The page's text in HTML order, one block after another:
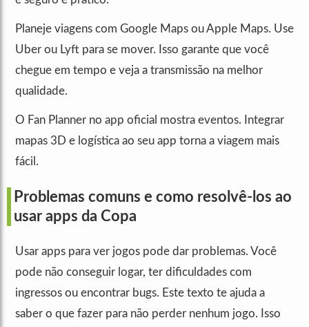
Planeje viagens com Google Maps ou Apple Maps. Use
Uber ou Lyft para se mover. Isso garante que você
chegue em tempo e veja a transmissão na melhor
qualidade.
O Fan Planner no app oficial mostra eventos. Integrar
mapas 3D e logística ao seu app torna a viagem mais
fácil.
Problemas comuns e como resolvê-los ao
usar apps da Copa
Usar apps para ver jogos pode dar problemas. Você
pode não conseguir logar, ter dificuldades com
ingressos ou encontrar bugs. Este texto te ajuda a
saber o que fazer para não perder nenhum jogo. Isso